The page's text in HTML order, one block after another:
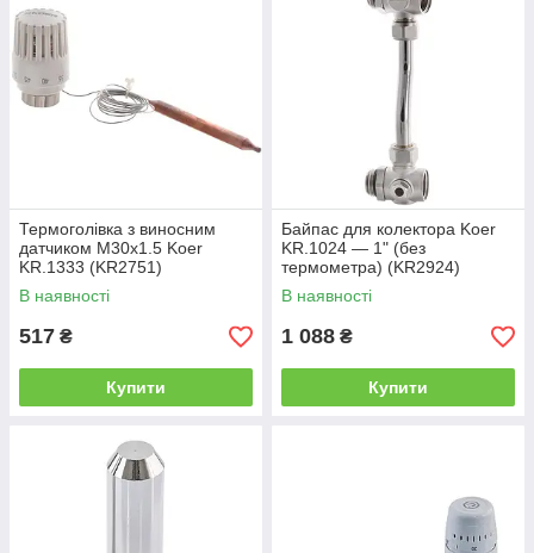
Термоголівка з виносним
датчиком M30x1.5 Koer
KR.1333 (KR2751)
В наявності
517 ₴
Купити
Байпас для колектора Koer
KR.1024 — 1" (без
термометра) (KR2924)
В наявності
1 088 ₴
Купити